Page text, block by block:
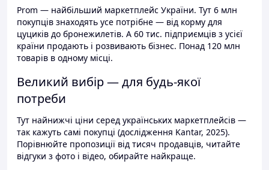
Prom — найбільший маркетплейс України. Тут 6 млн
покупців знаходять усе потрібне — від корму для
цуциків до бронежилетів. А 60 тис. підприємців з усієї
країни продають і розвивають бізнес. Понад 120 млн
товарів в одному місці.
Великий вибір — для будь-якої
потреби
Тут найнижчі ціни серед українських маркетплейсів —
так кажуть самі покупці (дослідження Kantar, 2025).
Порівнюйте пропозиції від тисяч продавців, читайте
відгуки з фото і відео, обирайте найкраще.